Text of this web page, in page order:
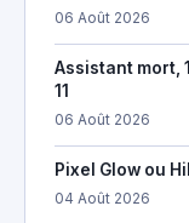
06 Août 2026
Assistant mort,
11
06 Août 2026
Pixel Glow ou
04 Août 2026